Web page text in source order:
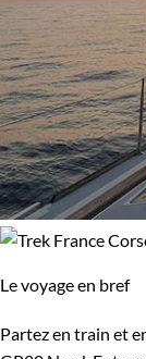
Le voyage en bref
Partez en train et